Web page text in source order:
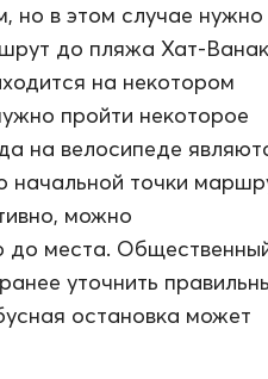
но в этом случае нужно
до пляжа Хат-
на некотором
пройти некоторое
на велосипеде
точки
можно
до места.
уточнить
остановка может